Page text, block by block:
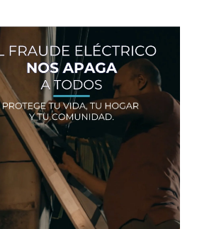
,SALUD
mil orientaciones: la DIDA